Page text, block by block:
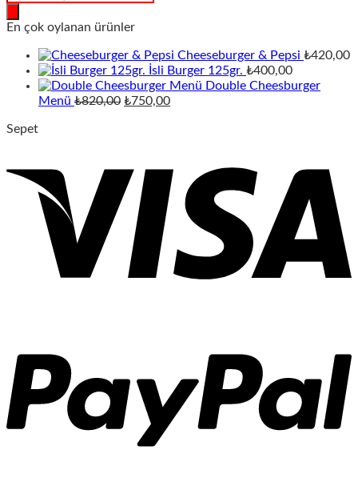
search
En çok oylanan ürünler
Cheeseburger & Pepsi ₺420,00
İsli Burger 125gr. ₺400,00
Double Cheesburger
Menü ₺820,00 Orijinal
₺750,00Şu
Sepet